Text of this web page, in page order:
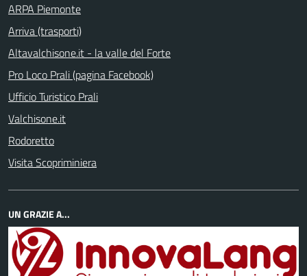
ARPA Piemonte
Arriva (trasporti)
Altavalchisone.it - la valle del Forte
Pro Loco Prali (pagina Facebook)
Ufficio Turistico Prali
Valchisone.it
Rodoretto
Visita Scopriminiera
UN GRAZIE A...